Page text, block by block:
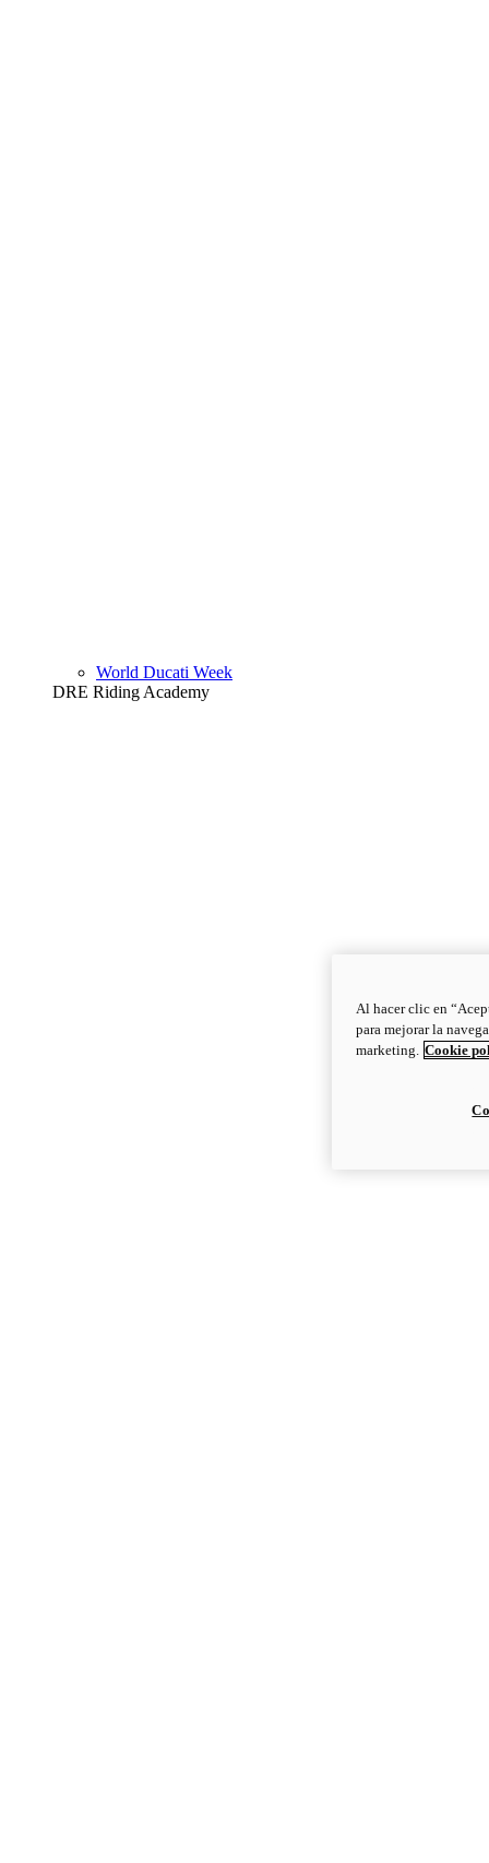
World Ducati Week
DRE Riding Academy
Al hacer clic en
para mejorar la
marketing. Cookie